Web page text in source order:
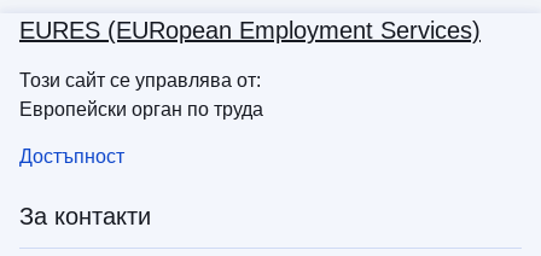
EURES (EURopean Employment Services)
Този сайт се управлява от:
Европейски орган по труда
Достъпност
За контакти